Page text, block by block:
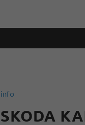
info
SKODA